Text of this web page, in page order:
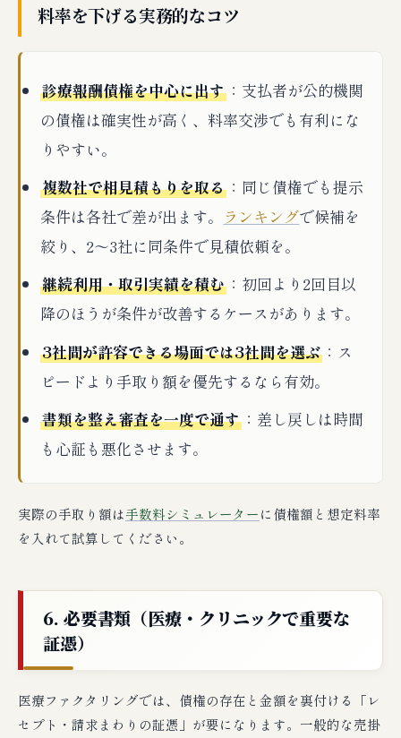
料率を下げる実務的なコツ
診療報酬債権を中心に出す ：支払者が公的機関
の債権は確実性が高く、料率交渉でも有利にな
りやすい。
複数社で相見積もりを取る ：同じ債権でも提示
条件は各社で差が出ます。 ランキングで候補を
絞り、2〜3社に同条件で見積依頼を。
継続利用・取引実績を積む ：初回より2回目以
降のほうが条件が改善するケースがあります。
3社間が許容できる場面では3社間を選ぶ ：ス
ピードより手取り額を優先するなら有効。
書類を整え審査を一度で通す ：差し戻しは時間
も心証も悪化させます。
実際の手取り額は手数料シミュレーターに債権額と想定料率
を入れて試算してください。
6. 必要書類（医療・クリニックで重要な
証憑）
医療ファクタリングでは、債権の存在と金額を裏付ける「レ
セプト・請求まわりの証憑」が要になります。一般的な売掛